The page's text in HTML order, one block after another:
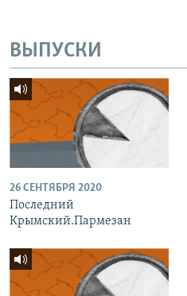
ВЫПУСКИ
26 СЕНТЯБРЯ 2020
Последний
Крымский.Пармезан